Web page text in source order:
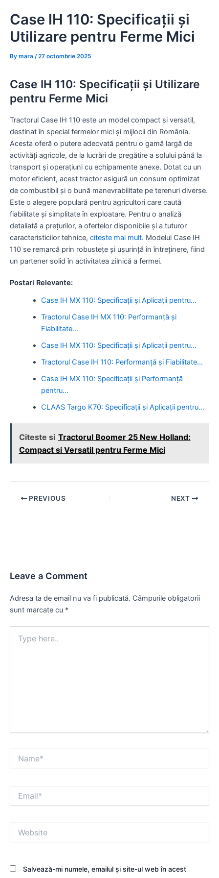
content
Case IH 110: Specificații și
Utilizare pentru Ferme Mici
By mara /27 octombrie 2025
Case IH 110: Specificații și Utilizare
pentru Ferme Mici
Tractorul Case IH 110 este un model compact și versatil,
destinat în special fermelor mici și mijlocii din România.
Acesta oferă o putere adecvată pentru o gamă largă de
activități agricole, de la lucrări de pregătire a solului până la
transport și operațiuni cu echipamente anexe. Dotat cu un
motor eficient, acest tractor asigură un consum optimizat
de combustibil și o bună manevrabilitate pe terenuri diverse.
Este o alegere populară pentru agricultori care caută
fiabilitate și simplitate în exploatare. Pentru o analiză
detaliată a prețurilor, a ofertelor disponibile și a tuturor
caracteristicilor tehnice, citeste mai mult. Modelul Case IH
110 se remarcă prin robustețe și ușurință în întreținere, fiind
un partener solid în activitatea zilnică a fermei.
Postari Relevante:
Case IH MX 110: Specificații și Aplicații pentru…
Tractorul Case IH MX 110: Performanță și
Fiabilitate…
Case IH MX 110: Specificații și Aplicații pentru…
Tractorul Case IH 110: Performanță și Fiabilitate…
Case IH MX 110: Specificații și Performanță
pentru…
CLAAS Targo K70: Specificații și Aplicații pentru…
Citeste si Tractorul Boomer 25 New Holland:
Compact si Versatil pentru Ferme Mici
Post PREVIOUS NEXT
Leave a Comment
Adresa ta de email nu va fi publicată. Câmpurile obligatorii
sunt marcate cu *
here..
Salvează-mi numele, emailul și site-ul web în acest